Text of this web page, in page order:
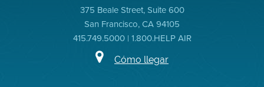
375 Beale Street, Suite 600
San Francisco, CA 94105
415.749.5000 | 1.800.HELP AIR
Cómo llegar